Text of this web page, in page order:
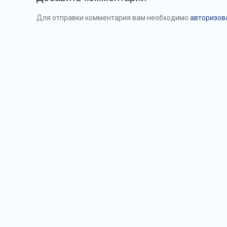
Для отправки комментария вам необходимо